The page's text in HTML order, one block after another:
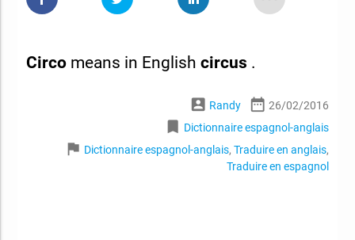
Circo means in English circus .
account_box Randy date_range 26/02/2016
bookmark Dictionnaire espagnol-anglais
flag Dictionnaire espagnol-anglais,Traduire en anglais,
Traduire en espagnol